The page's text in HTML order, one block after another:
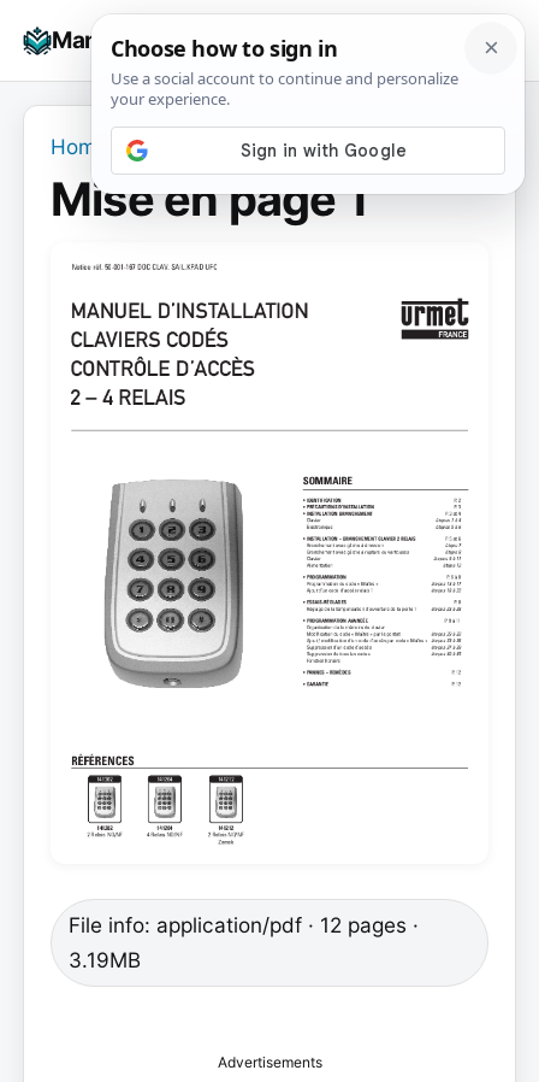
Manuals+
☰
Home Mise en page 1
Mise en page 1
File info: application/pdf · 12 pages ·
3.19MB
Advertisements